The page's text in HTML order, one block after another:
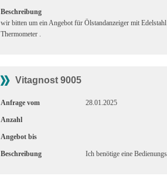
Beschreibung
wir bitten um ein Angebot für Ölstandanzeiger mit
Thermometer .
Vitagnost 9005
Anfrage vom 28.01.2025
Anzahl
Angebot bis
Beschreibung Ich benötige eine